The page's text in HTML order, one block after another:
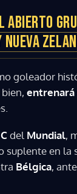
NUEVA
goleador
del Mundial,
suplente en
Bélgica,